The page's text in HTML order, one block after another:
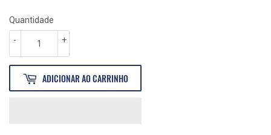
Quantidade
+
-
ADICIONAR AO CARRINHO